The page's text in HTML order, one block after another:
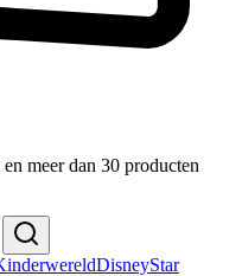
meer dan 30 producten
DisneyStar